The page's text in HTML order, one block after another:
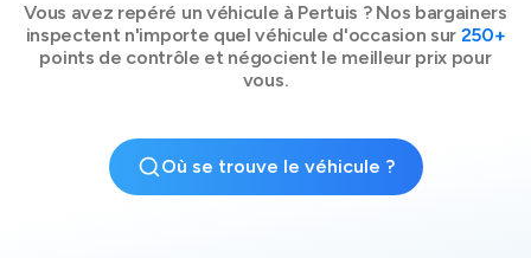
Vous avez repéré un véhicule à Pertuis ? Nos bargainers
inspectent n'importe quel véhicule d'occasion sur 250+
points de contrôle et négocient le meilleur prix pour
vous.
Où se trouve le véhicule ?